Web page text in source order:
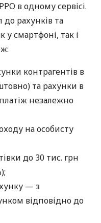
в одному сервісі.
до рахунків та
у смартфоні, так і
контрагентів в
та рахунки в
незалежно
на особисту
до 30 тис. грн
— з
відповідно до